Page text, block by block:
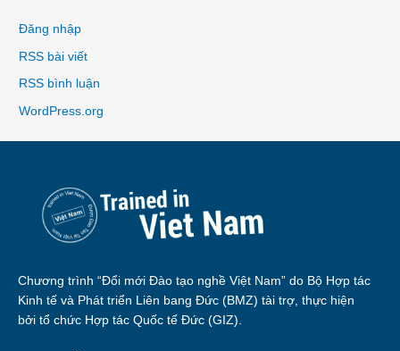
Đăng nhập
RSS bài viết
RSS bình luận
WordPress.org
Chương trình “Đổi mới Đào tạo nghề Việt Nam” do Bộ Hợp tác
Kinh tế và Phát triển Liên bang Đức (BMZ) tài trợ, thực hiện
bởi tổ chức Hợp tác Quốc tế Đức (GIZ).